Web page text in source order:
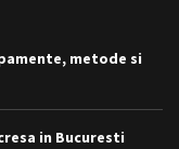
metode si
in Bucuresti